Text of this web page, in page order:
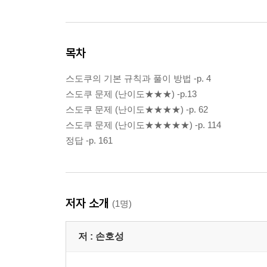
목차
스도쿠의 기본 규칙과 풀이 방법 -p. 4
스도쿠 문제 (난이도★★★) -p.13
스도쿠 문제 (난이도★★★★) -p. 62
스도쿠 문제 (난이도★★★★★) -p. 114
정답 -p. 161
저자 소개 (1명)
저 : 손호성